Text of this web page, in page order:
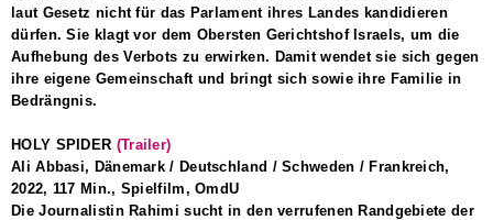
laut Gesetz nicht für das Parlament ihres Landes kandidieren
dürfen. Sie klagt vor dem Obersten Gerichtshof Israels, um die
Aufhebung des Verbots zu erwirken. Damit wendet sie sich gegen
ihre eigene Gemeinschaft und bringt sich sowie ihre Familie in
Bedrängnis.
HOLY SPIDER (Trailer)
Ali Abbasi, Dänemark / Deutschland / Schweden / Frankreich,
2022, 117 Min., Spielfilm, OmdU
Die Journalistin Rahimi sucht in den verrufenen Randgebiete der